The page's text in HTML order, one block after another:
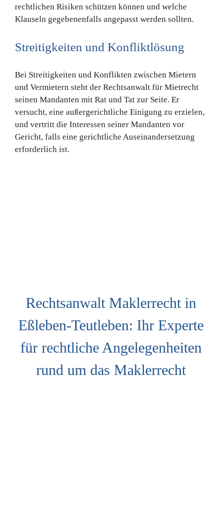
rechtlichen Risiken schützen können und welche
Klauseln gegebenenfalls angepasst werden sollten.
Streitigkeiten und Konfliktlösung
Bei Streitigkeiten und Konflikten zwischen Mietern
und Vermietern steht der Rechtsanwalt für Mietrecht
seinen Mandanten mit Rat und Tat zur Seite. Er
versucht, eine außergerichtliche Einigung zu erzielen,
und vertritt die Interessen seiner Mandanten vor
Gericht, falls eine gerichtliche Auseinandersetzung
erforderlich ist.
Rechtsanwalt Maklerrecht in
Eßleben-Teutleben: Ihr Experte
für rechtliche Angelegenheiten
rund um das Maklerrecht